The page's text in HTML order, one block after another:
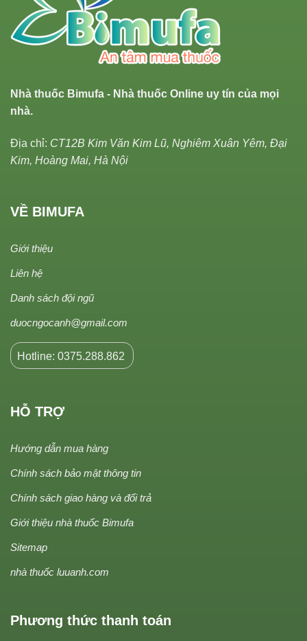
Nhà thuốc Bimufa - Nhà thuốc Online uy tín của mọi
nhà.
Địa chỉ: CT12B Kim Văn Kim Lũ, Nghiêm Xuân Yêm, Đại
Kim, Hoàng Mai, Hà Nội
VỀ BIMUFA
Giới thiệu
Liên hệ
Danh sách đội ngũ
duocngocanh@gmail.com
Hotline: 0375.288.862
HỖ TRỢ
Hướng dẫn mua hàng
Chính sách bảo mật thông tin
Chính sách giao hàng và đổi trả
Giới thiệu nhà thuốc Bimufa
Sitemap
nhà thuốc luuanh.com
Phương thức thanh toán